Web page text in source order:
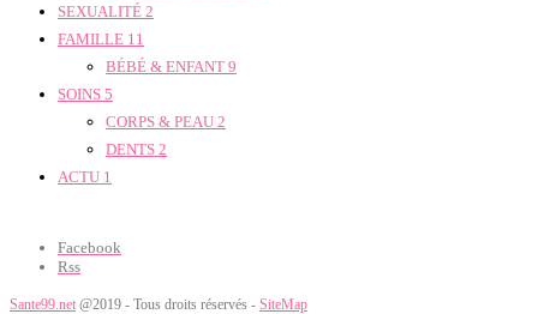
SEXUALITÉ 2
FAMILLE 11
BÉBÉ & ENFANT 9
SOINS 5
CORPS & PEAU 2
DENTS 2
ACTU 1
Facebook
Rss
Sante99.net @2019 - Tous droits réservés - SiteMap